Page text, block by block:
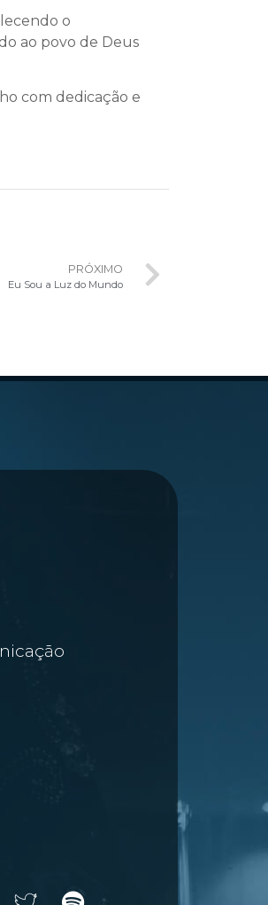
o
ao povo de Deus
com dedicação e
PRÓXIMO
Eu Sou a Luz do Mundo